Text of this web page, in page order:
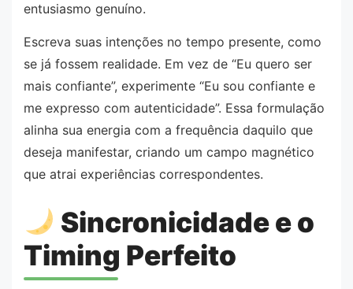
entusiasmo genuíno.
Escreva suas intenções no tempo presente, como
se já fossem realidade. Em vez de “Eu quero ser
mais confiante”, experimente “Eu sou confiante e
me expresso com autenticidade”. Essa formulação
alinha sua energia com a frequência daquilo que
deseja manifestar, criando um campo magnético
que atrai experiências correspondentes.
Sincronicidade e o
Timing Perfeito